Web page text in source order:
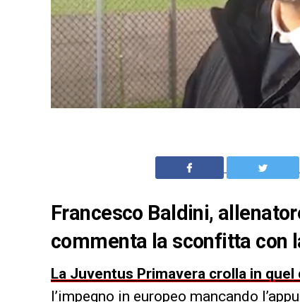
Francesco Baldini,
commenta la sconfitta con
La Juventus Primavera crolla in quel
l’impegno in europeo mancando